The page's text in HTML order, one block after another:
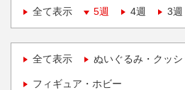
全て表示
5週 4週 3週
全て表示 ぬいぐるみ・クッシ
フィギュア・ホビー